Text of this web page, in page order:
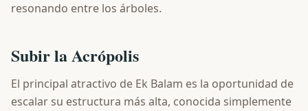
resonando entre los árboles.
Subir la Acrópolis
El principal atractivo de Ek Balam es la oportunidad de
escalar su estructura más alta, conocida simplemente